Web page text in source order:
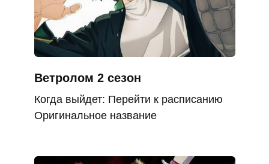
Ветролом 2 сезон
Когда выйдет: Перейти к расписанию
Оригинальное название